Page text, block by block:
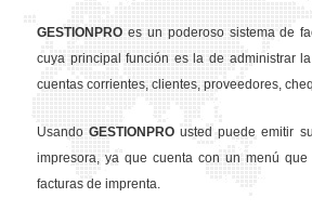
GESTION PRO es un poderoso sistema de
cuya principal función es la de administrar
cuentas corrientes, clientes, proveedores,
Usando GESTION PRO usted puede emitir
impresora, ya que cuenta con un menú
facturas de imprenta.